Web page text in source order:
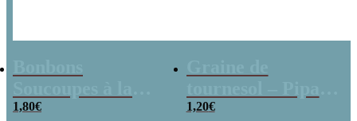
poudre (x20)
1,80€
x 3
1,20€